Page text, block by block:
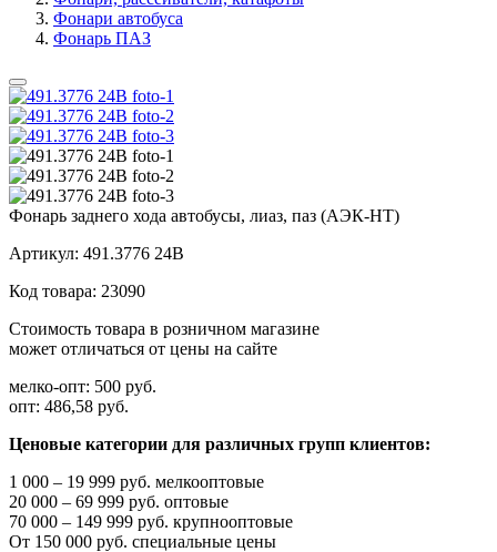
Фонари автобуса
Фонарь ПАЗ
Фонарь заднего хода автобусы, лиаз, паз (АЭК-НТ)
Артикул: 491.3776 24В
Код товара: 23090
Стоимость товара в розничном магазине
может отличаться от цены на сайте
мелко-опт: 500 руб.
опт: 486,58 руб.
Ценовые категории для различных групп клиентов:
1 000 – 19 999 руб. мелкооптовые
20 000 – 69 999 руб. оптовые
70 000 – 149 999 руб. крупнооптовые
От 150 000 руб. специальные цены